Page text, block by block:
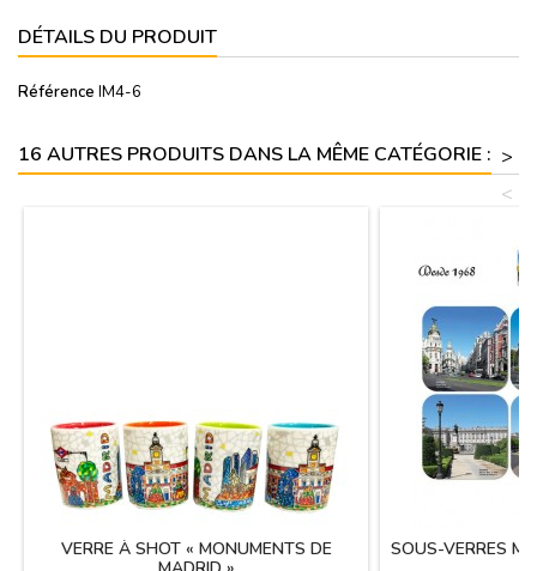
DÉTAILS DU PRODUIT
Référence IM4-6
16 AUTRES PRODUITS DANS LA MÊME CATÉGORIE : >
<
VERRE À SHOT « MONUMENTS DE
SOUS-VERRES